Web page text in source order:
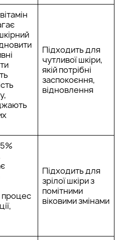
Підходить для
чутливої шкіри,
якій потрібні
заспокоєння,
відновлення
Підходить для
зрілої шкіри з
помітними
віковими змінами